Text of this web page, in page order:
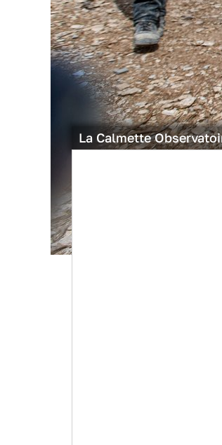
La Calmette